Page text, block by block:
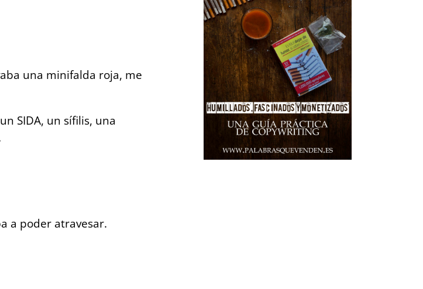
una minifalda roja, me
SIDA, un sífilis, una
a poder atravesar.